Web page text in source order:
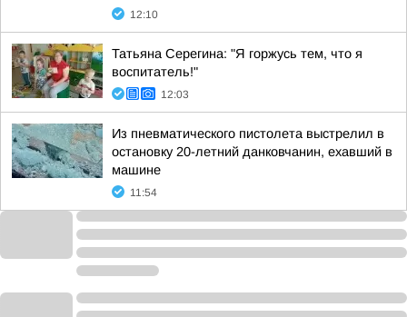
12:10
Татьяна Серегина: "Я горжусь тем, что я
воспитатель!"
12:03
Из пневматического пистолета выстрелил в
остановку 20-летний данковчанин, ехавший в
машине
11:54